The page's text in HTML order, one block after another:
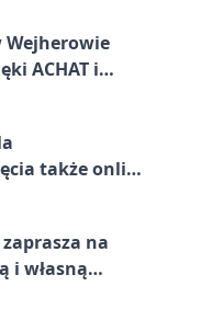
Wejherowie
ACHAT i
także online
na
i własną